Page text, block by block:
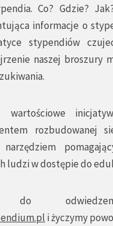
Co? Gdzie?
informacje o
stypendiów
naszej broszury
wartościowe
rozbudowanej
narzędziem
ludzi w dostępie do
do
i życzymy